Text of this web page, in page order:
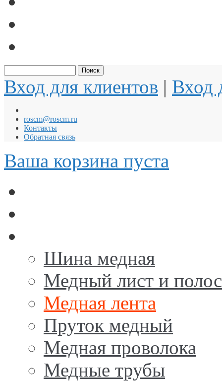
Вход для клиентов | Вход
roscm@roscm.ru
Контакты
Обратная связь
Ваша корзина пуста
Шина медная
Медный лист и
Медная лента
Пруток медный
Медная проволока
Медные трубы